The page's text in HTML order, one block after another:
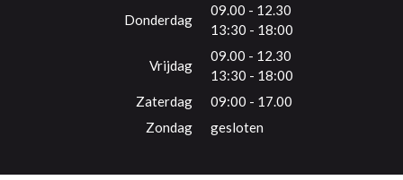
Donderdag
09.00 - 12.30
13:30 - 18:00
Vrijdag
09.00 - 12.30
13:30 - 18:00
Zaterdag
09:00 - 17.00
Zondag
gesloten